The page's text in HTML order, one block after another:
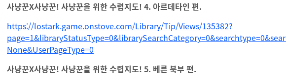
사냥꾼X사냥꾼! 사냥꾼을 위한 수렵지도! 4. 아르데타인 편.
https://lostark.game.onstove.com/Library/Tip/Views/135382?
None&UserPageType=0
사냥꾼X사냥꾼! 사냥꾼을 위한 수렵지도! 5. 베른 북부 편.